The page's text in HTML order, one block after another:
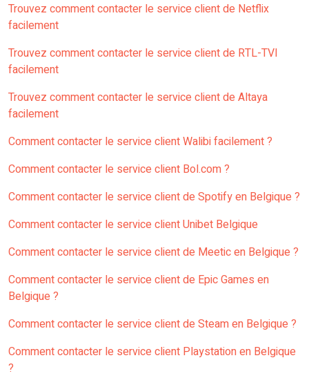
Trouvez comment contacter le service client de Netflix
facilement
Trouvez comment contacter le service client de RTL-TVI
facilement
Trouvez comment contacter le service client de Altaya
facilement
Comment contacter le service client Walibi facilement ?
Comment contacter le service client Bol.com ?
Comment contacter le service client de Spotify en Belgique ?
Comment contacter le service client Unibet Belgique
Comment contacter le service client de Meetic en Belgique ?
Comment contacter le service client de Epic Games en
Belgique ?
Comment contacter le service client de Steam en Belgique ?
Comment contacter le service client Playstation en Belgique
?